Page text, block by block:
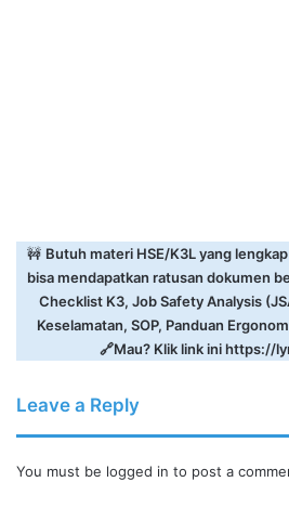
🚧 Butuh materi HSE/K3L yang
bisa mendapatkan ratusan dokumen
Checklist K3, Job Safety Analysis
Keselamatan, SOP, Panduan
🔗Mau? Klik link inihttps://
Leave a Reply
You must be logged in to post a